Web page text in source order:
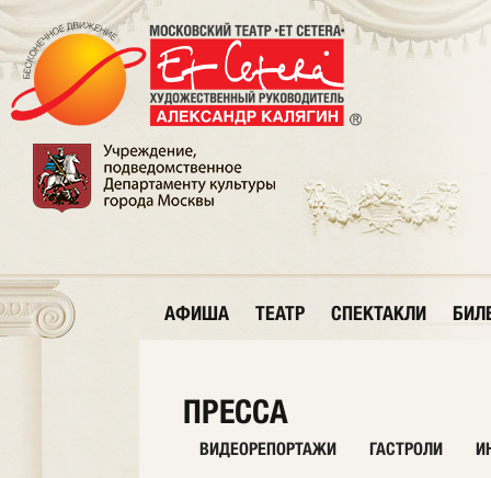
АФИША ТЕАТР СПЕКТАКЛИ
ПРЕССА
ВИДЕОРЕПОРТАЖИ ГАСТРОЛИ